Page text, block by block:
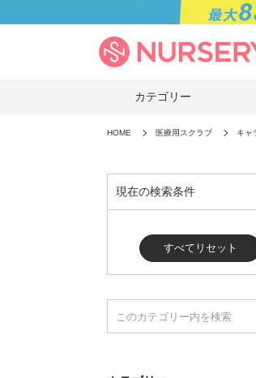
カテゴリー
HOME 医療用スクラブ キャ
現在の検索条件
すべてリセット